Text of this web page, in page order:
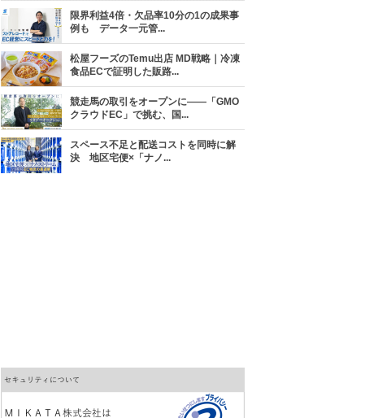
限界利益4倍・欠品率10分の1の成果事
例も データ一元管...
松屋フーズのTemu出店 MD戦略｜冷凍
食品ECで証明した販路...
競走馬の取引をオープンに――「GMO
クラウドEC」で挑む、国...
スペース不足と配送コストを同時に解
決 地区宅便×「ナノ...